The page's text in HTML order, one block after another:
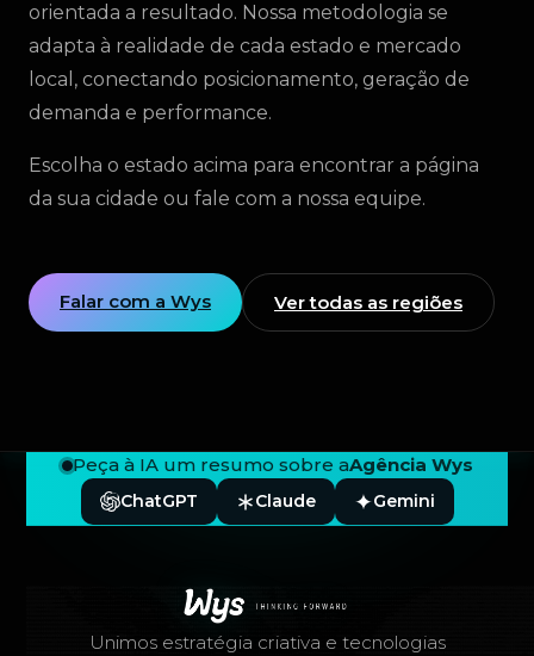
orientada a resultado. Nossa metodologia se
adapta à realidade de cada estado e mercado
local, conectando posicionamento, geração de
demanda e performance.
Escolha o estado acima para encontrar a página
da sua cidade ou fale com a nossa equipe.
Falar com a Wys Ver todas as regiões
Peça à IA um resumo sobre aAgência Wys
ChatGPT Claude Gemini
Unimos estratégia criativa e tecnologias